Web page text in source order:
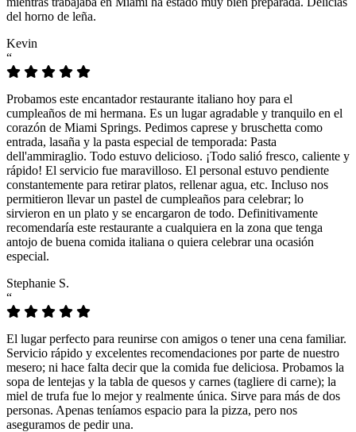
del horno de leña.
Kevin
“
Probamos este encantador restaurante italiano hoy para el
cumpleaños de mi hermana. Es un lugar agradable y tranquilo en el
corazón de Miami Springs. Pedimos caprese y bruschetta como
entrada, lasaña y la pasta especial de temporada: Pasta
dell'ammiraglio. Todo estuvo delicioso. ¡Todo salió fresco, caliente y
rápido! El servicio fue maravilloso. El personal estuvo pendiente
constantemente para retirar platos, rellenar agua, etc. Incluso nos
permitieron llevar un pastel de cumpleaños para celebrar; lo
sirvieron en un plato y se encargaron de todo. Definitivamente
recomendaría este restaurante a cualquiera en la zona que tenga
antojo de buena comida italiana o quiera celebrar una ocasión
especial.
Stephanie S.
“
El lugar perfecto para reunirse con amigos o tener una cena familiar.
Servicio rápido y excelentes recomendaciones por parte de nuestro
mesero; ni hace falta decir que la comida fue deliciosa. Probamos la
sopa de lentejas y la tabla de quesos y carnes (tagliere di carne); la
miel de trufa fue lo mejor y realmente única. Sirve para más de dos
personas. Apenas teníamos espacio para la pizza, pero nos
aseguramos de pedir una.